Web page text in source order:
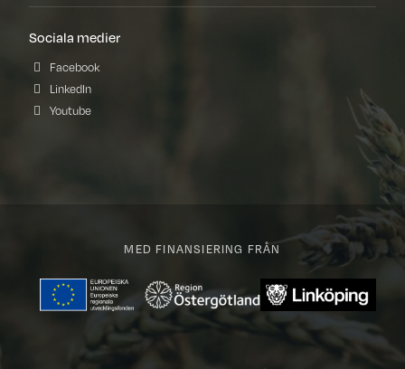
Sociala medier
Facebook
LinkedIn
Youtube
MED FINANSIERING FRÅN